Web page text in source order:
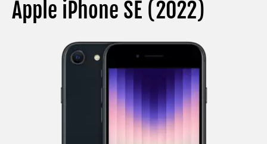
Apple iPhone SE (2022)